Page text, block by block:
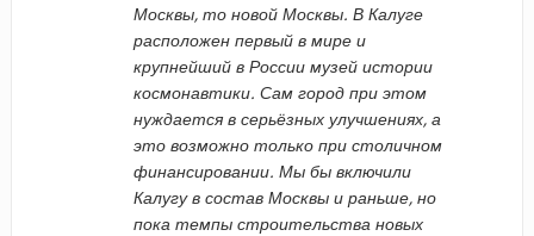
Москвы, то новой Москвы. В Калуге
расположен первый в мире и
крупнейший в России музей истории
космонавтики. Сам город при этом
нуждается в серьёзных улучшениях, а
это возможно только при столичном
финансировании. Мы бы включили
Калугу в состав Москвы и раньше, но
пока темпы строительства новых